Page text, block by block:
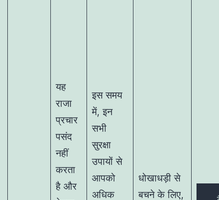
यह
राजा
प्रचार
पसंद
नहीं
करता
है और
इस समय
में, इन
सभी
सुरक्षा
उपायों से
आपको
अधिक
धोखाधड़ी से
बचने के लिए,